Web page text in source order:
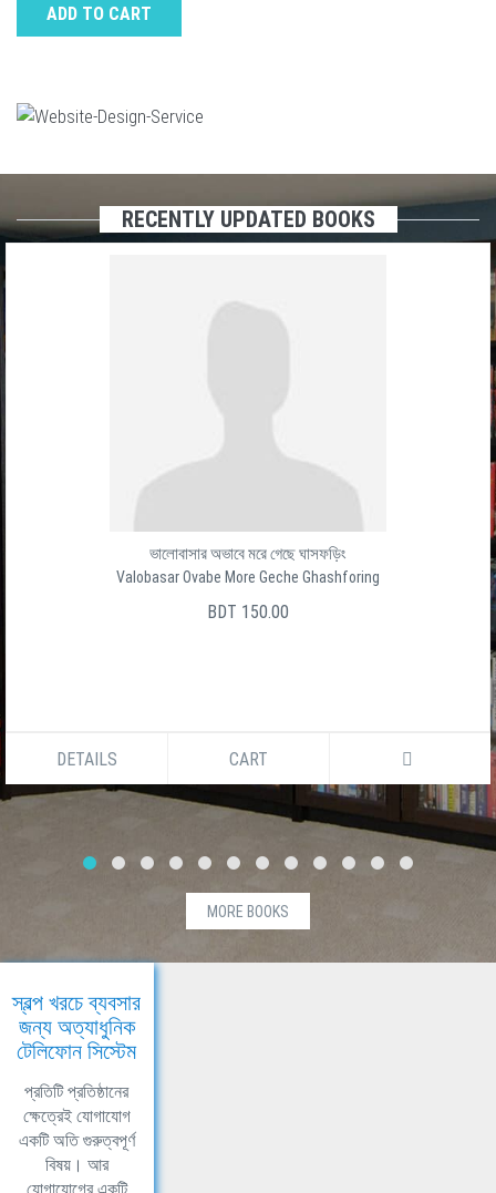
ADD TO CART
RECENTLY UPDATED BOOKS
ভালোবাসার অভাবে মরে গেছে ঘাসফড়িং
Valobasar Ovabe More Geche Ghashforing
BDT 150.00
DETAILS CART
MORE BOOKS
স্বল্প খরচে ব্যবসার
জন্য অত্যাধুনিক
টেলিফোন সিস্টেম
প্রতিটি প্রতিষ্ঠানের
ক্ষেত্রেই যোগাযোগ
একটি অতি গুরুত্বপূর্ণ
বিষয়। আর